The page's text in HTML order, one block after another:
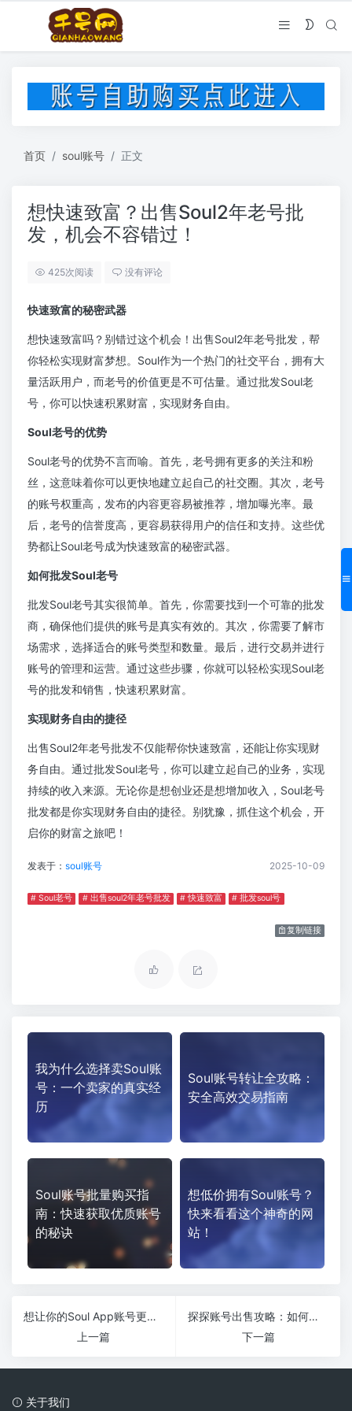
首页 soul账号 正文
想快速致富？出售Soul2年老号批
发，机会不容错过！
425次阅读 没有评论
快速致富的秘密武器
想快速致富吗？别错过这个机会！出售Soul2年老号批发，帮
你轻松实现财富梦想。Soul作为一个热门的社交平台，拥有大
量活跃用户，而老号的价值更是不可估量。通过批发Soul老
号，你可以快速积累财富，实现财务自由。
Soul老号的优势
Soul老号的优势不言而喻。首先，老号拥有更多的关注和粉
丝，这意味着你可以更快地建立起自己的社交圈。其次，老号
的账号权重高，发布的内容更容易被推荐，增加曝光率。最
后，老号的信誉度高，更容易获得用户的信任和支持。这些优
势都让Soul老号成为快速致富的秘密武器。
如何批发Soul老号
批发Soul老号其实很简单。首先，你需要找到一个可靠的批发
商，确保他们提供的账号是真实有效的。其次，你需要了解市
场需求，选择适合的账号类型和数量。最后，进行交易并进行
账号的管理和运营。通过这些步骤，你就可以轻松实现Soul老
号的批发和销售，快速积累财富。
实现财务自由的捷径
出售Soul2年老号批发不仅能帮你快速致富，还能让你实现财
务自由。通过批发Soul老号，你可以建立起自己的业务，实现
持续的收入来源。无论你是想创业还是想增加收入，Soul老号
批发都是你实现财务自由的捷径。别犹豫，抓住这个机会，开
启你的财富之旅吧！
发表于： soul账号 2025-10-09
# Soul老号 # 出售soul2年老号批发 # 快速致富 # 批发soul号
复制链接
我为什么选择卖Soul账
号：一个卖家的真实经
历
Soul账号转让全攻略：
安全高效交易指南
Soul账号批量购买指
南：快速获取优质账号
的秘诀
想低价拥有Soul账号？
快来看看这个神奇的网
站！
想让你的Soul App账号更耐用？抗封神器来帮你！
上一篇
探探账号出售攻略：如何安全赚钱？风险与合法性全解析！
下一篇
关于我们